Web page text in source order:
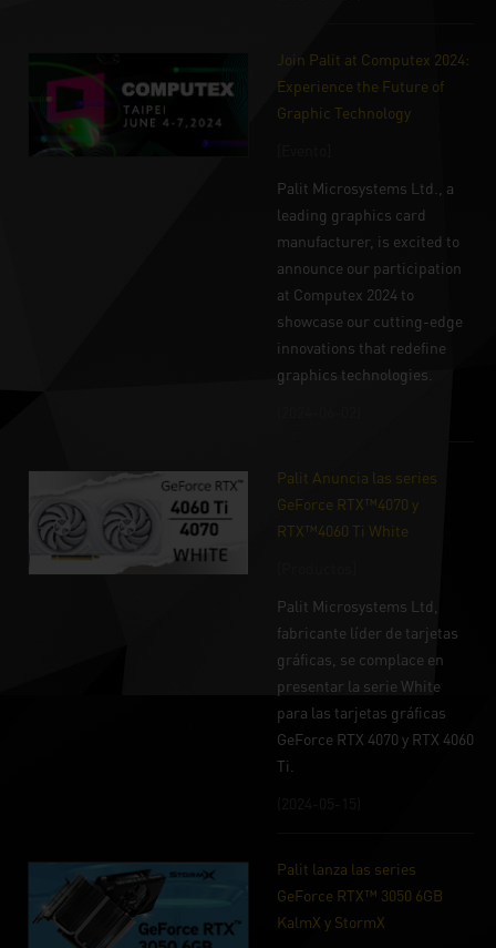
Join Palit at Computex 2024:
Experience the Future of
Graphic Technology
Palit Microsystems Ltd., a
leading graphics card
manufacturer, is excited to
announce our participation
at Computex 2024 to
showcase our cutting-edge
innovations that redefine
graphics technologies.
Palit Anuncia las series
GeForce RTX™4070 y
RTX™4060 Ti White
Palit Microsystems Ltd,
fabricante líder de tarjetas
gráficas, se complace en
presentar la serie White
para las tarjetas gráficas
GeForce RTX 4070 y RTX 4060
Ti.
Palit lanza las series
GeForce RTX™ 3050 6GB
KalmX y StormX